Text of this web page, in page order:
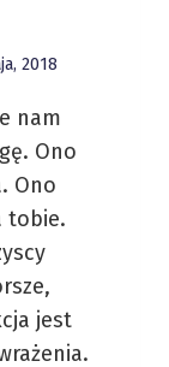
2018
nam
Ono
Ono
tobie.
jest